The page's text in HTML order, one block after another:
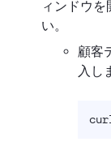
ィンドウ
い。
顧客
入し